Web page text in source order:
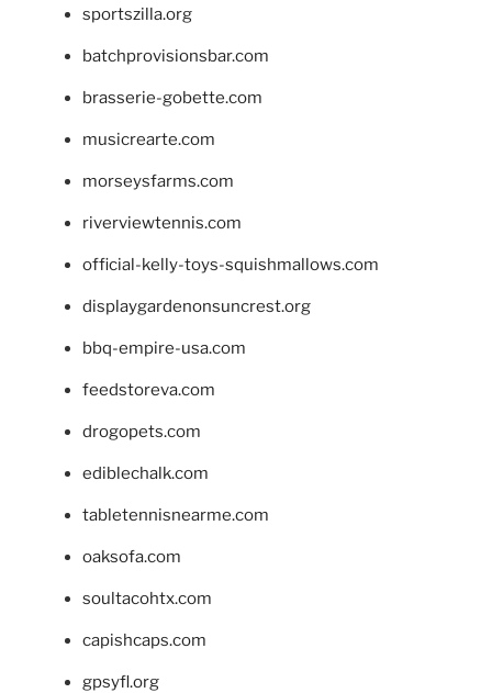
sportszilla.org
batchprovisionsbar.com
brasserie-gobette.com
musicrearte.com
morseysfarms.com
riverviewtennis.com
official-kelly-toys-squishmallows.com
displaygardenonsuncrest.org
bbq-empire-usa.com
feedstoreva.com
drogopets.com
ediblechalk.com
tabletennisnearme.com
oaksofa.com
soultacohtx.com
capishcaps.com
gpsyfl.org